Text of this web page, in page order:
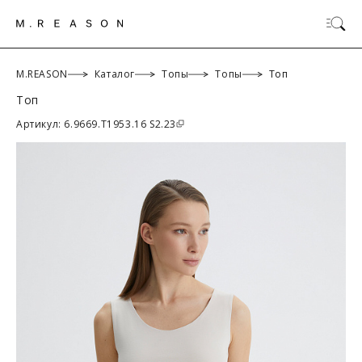
M.REASON Каталог Топы Топы Топ
Топ
Артикул: 6.9669.T1953.16 S2.23